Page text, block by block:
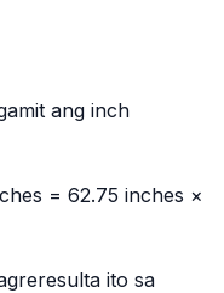
ang inch
= 62.75 inches ×
ito sa